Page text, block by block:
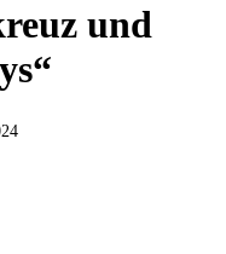
und